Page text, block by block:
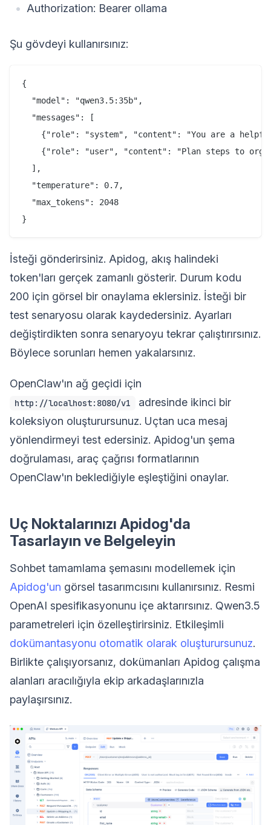
Authorization: Bearer ollama
Şu gövdeyi kullanırsınız:
{
  "model": "qwen3.5:35b",
  "messages": [
{"role": "system", "content": "You are a
{"role": "user", "content": "Plan steps to
  ],
  "temperature": 0.7,
  "max_tokens": 2048
İsteği gönderirsiniz. Apidog, akış halindeki
token'ları gerçek zamanlı gösterir. Durum kodu
200 için görsel bir onaylama eklersiniz. İsteği bir
test senaryosu olarak kaydedersiniz. Ayarları
değiştirdikten sonra senaryoyu tekrar çalıştırırsınız.
Böylece sorunları hemen yakalarsınız.
OpenClaw'ın ağ geçidi için
http://localhost:8080/v1
adresinde ikinci bir
koleksiyon oluşturursunuz. Uçtan uca mesaj
yönlendirmeyi test edersiniz. Apidog'un şema
doğrulaması, araç çağrısı formatlarının
OpenClaw'ın beklediğiyle eşleştiğini onaylar.
Uç Noktalarınızı Apidog'da
Tasarlayın ve Belgeleyin
Sohbet tamamlama şemasını modellemek için
Apidog'un görsel tasarımcısını kullanırsınız. Resmi
OpenAI spesifikasyonunu içe aktarırsınız. Qwen3.5
parametreleri için özelleştirirsiniz. Etkileşimli
dokümantasyonu otomatik olarak oluşturursunuz.
Birlikte çalışıyorsanız, dokümanları Apidog çalışma
alanları aracılığıyla ekip arkadaşlarınızla
paylaşırsınız.